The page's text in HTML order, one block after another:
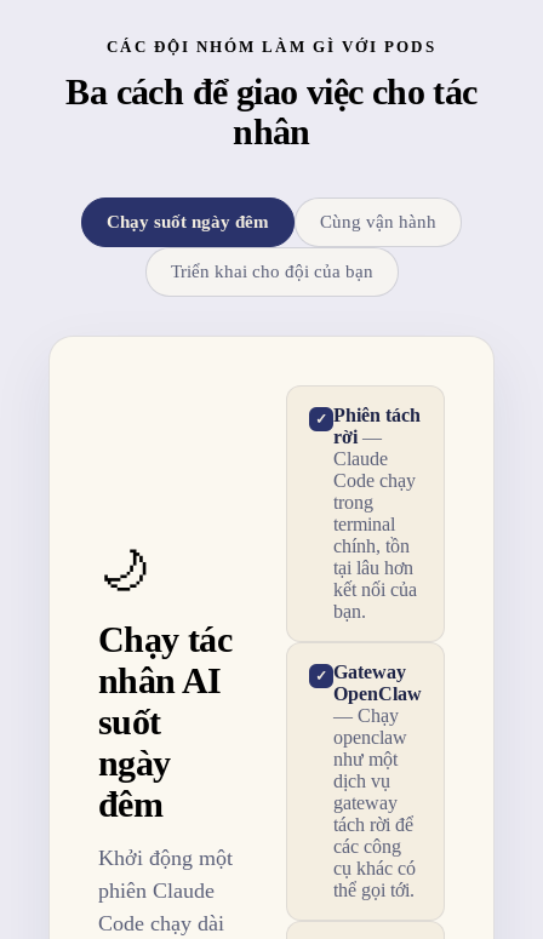
CÁC ĐỘI NHÓM LÀM GÌ VỚI PODS
Ba cách để giao việc cho tác
nhân
Chạy suốt ngày đêm Cùng vận hành
Triển khai cho đội của bạn
🌙
Chạy tác
nhân AI
suốt
ngày
đêm
Khởi động một
phiên Claude
Code chạy dài
✓ Phiên tách
rời —
Claude
Code chạy
trong
terminal
chính, tồn
tại lâu hơn
kết nối của
bạn.
✓ Gateway
OpenClaw
— Chạy
openclaw
như một
dịch vụ
gateway
tách rời để
các công
cụ khác có
thể gọi tới.